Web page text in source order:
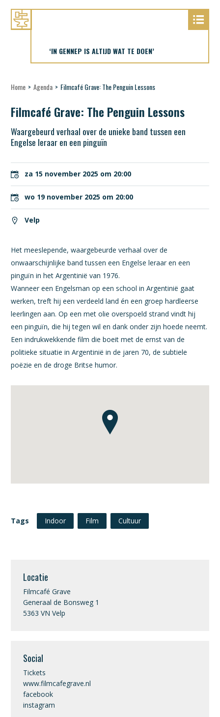
‘IN GENNEP IS ALTIJD WAT TE DOEN’
Home > Agenda > Filmcafé Grave: The Penguin Lessons
Filmcafé Grave: The Penguin Lessons
Waargebeurd verhaal over de unieke band tussen een
Engelse leraar en een pinguïn
za 15 november 2025 om 20:00
wo 19 november 2025 om 20:00
Velp
Het meeslepende, waargebeurde verhaal over de
onwaarschijnlijke band tussen een Engelse leraar en een
pinguïn in het Argentinië van 1976.
Wanneer een Engelsman op een school in Argentinië gaat
werken, treft hij een verdeeld land én een groep hardleerse
leerlingen aan. Op een met olie overspoeld strand vindt hij
een pinguïn, die hij tegen wil en dank onder zijn hoede neemt.
Een indrukwekkende film die boeit met de ernst van de
politieke situatie in Argentinië in de jaren 70, de subtiele
poëzie en de droge Britse humor.
Tags Indoor Film Cultuur
Locatie
Filmcafé Grave
Generaal de Bonsweg 1
5363 VN Velp
Social
Tickets
www.filmcafegrave.nl
facebook
instagram